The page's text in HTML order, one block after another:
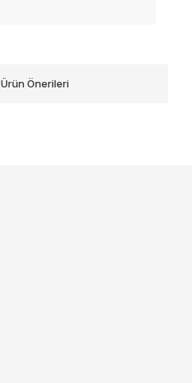
Ürün Önerileri